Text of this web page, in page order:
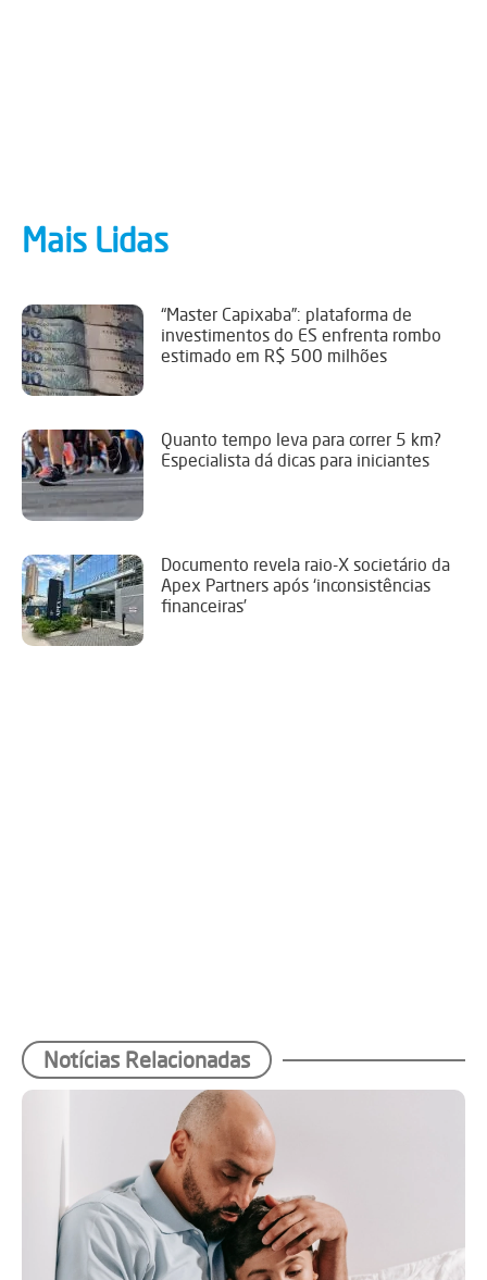
Mais Lidas
“Master Capixaba”: plataforma de
investimentos do ES enfrenta rombo
estimado em R$ 500 milhões
Quanto tempo leva para correr 5 km?
Especialista dá dicas para iniciantes
Documento revela raio-X societário da
Apex Partners após ‘inconsistências
financeiras’
Notícias Relacionadas